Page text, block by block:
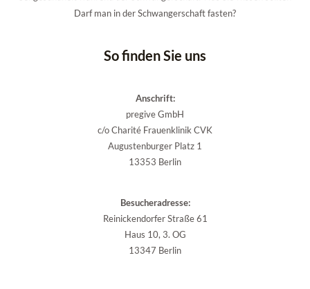
Darf man in der Schwangerschaft fasten?
So finden Sie uns
Anschrift:
pregive GmbH
c/o Charité Frauenklinik CVK
Augustenburger Platz 1
13353 Berlin
Besucheradresse:
Reinickendorfer Straße 61
Haus 10, 3. OG
13347 Berlin